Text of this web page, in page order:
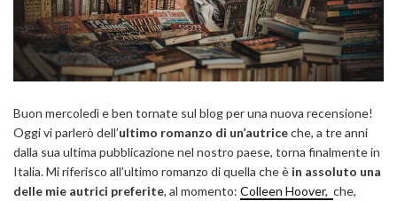
Buon mercoledì e ben tornate sul blog per una nuova recensione!
Oggi vi parlerò dell’ultimo romanzo di un’autriceche, a tre anni
dalla sua ultima pubblicazione nel nostro paese, torna finalmente in
Italia. Mi riferisco all’ultimo romanzo di quella che è in assoluto una
delle mie autrici preferite, al momento: Colleen Hoover, che,